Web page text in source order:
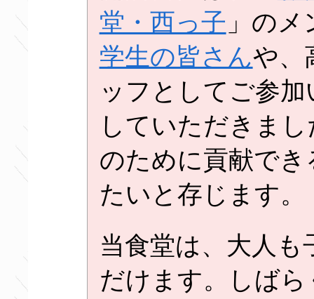
堂・西っ子 」の
学生の皆さんや、
ッフとしてご参
していただきま
のために貢献で
たいと存じます。
当食堂は、大人
だけます。しば